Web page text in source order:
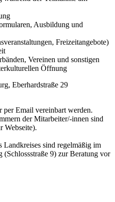
Ausbildung und
Freizeitangebote)
Vereinen und sonstigen
Öffnung
Eberhardstraße 29
per Email vereinbart werden.
der Mitarbeiter/-innen sind
Webseite).
Landkreises sind regelmäßig im
9) zur Beratung vor